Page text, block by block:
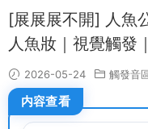
[展展展不開] 人魚
人魚妝｜視覺觸發
2026-05-24 觸發音
内容查看